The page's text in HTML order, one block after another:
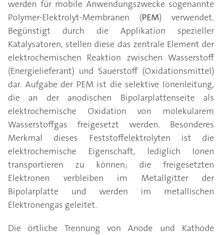
werden für mobile Anwendungszwecke sogenannte
Polymer-Elektrolyt-Membranen (PEM) verwendet.
Begünstigt durch die Applikation spezieller
Katalysatoren, stellen diese das zentrale Element der
elektrochemischen Reaktion zwischen Wasserstoff
(Energielieferant) und Sauerstoff (Oxidationsmittel)
dar. Aufgabe der PEM ist die selektive Ionenleitung,
die an der anodischen Bipolarplattenseite als
elektrochemische Oxidation von molekularem
Wasserstoffgas freigesetzt werden. Besonderes
Merkmal dieses Feststoffelektrolyten ist die
elektrochemische Eigenschaft, lediglich Ionen
transportieren zu können; die freigesetzten
Elektronen verbleiben im Metallgitter der
Bipolarplatte und werden im metallischen
Elektronengas geleitet.
Die örtliche Trennung von Anode und Kathode